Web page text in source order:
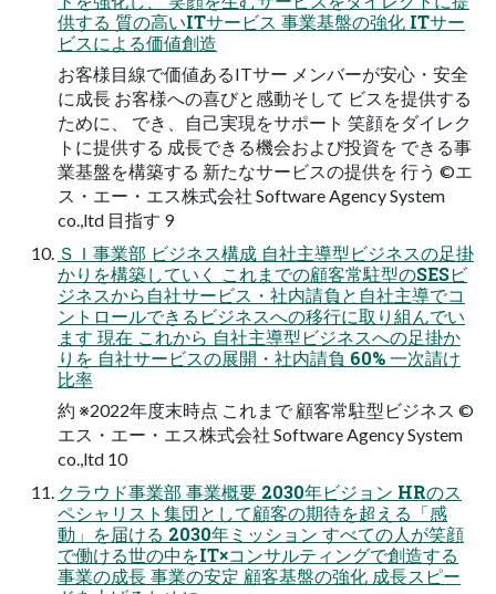
供する 質の高いITサービス 事業基盤の強化 ITサー
ビスによる価値創造
お客様目線で価値あるITサー メンバーが安心・安全
に成長 お客様への喜びと感動そして ビスを提供する
ために、 でき、自己実現をサポート 笑顔をダイレク
トに提供する 成長できる機会および投資を できる事
業基盤を構築する 新たなサービスの提供を 行う ©エ
ス・エー・エス株式会社 Software Agency System
co.,ltd 目指す 9
ＳＩ事業部 ビジネス構成 自社主導型ビジネスの足掛
かりを構築していく これまでの顧客常駐型のSESビ
ジネスから自社サービス・社内請負と自社主導でコ
ントロールできるビジネスへの移行に取り組んでい
ます 現在 これから 自社主導型ビジネスへの足掛か
りを 自社サービスの展開・社内請負 60% 一次請け
比率
約 ※2022年度末時点 これまで 顧客常駐型ビジネス ©
エス・エー・エス株式会社 Software Agency System
co.,ltd 10
クラウド事業部 事業概要 2030年ビジョン HRのス
ペシャリスト集団として顧客の期待を超える「感
動」を届ける 2030年ミッション すべての人が笑顔
で働ける世の中をIT×コンサルティングで創造する
事業の成長 事業の安定 顧客基盤の強化 成長スピー